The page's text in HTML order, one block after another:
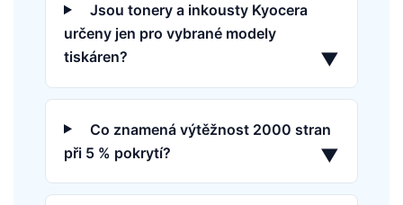
Jsou tonery a inkousty Kyocera
určeny jen pro vybrané modely
tiskáren?
▼
Co znamená výtěžnost 2000 stran
při 5 % pokrytí?
▼